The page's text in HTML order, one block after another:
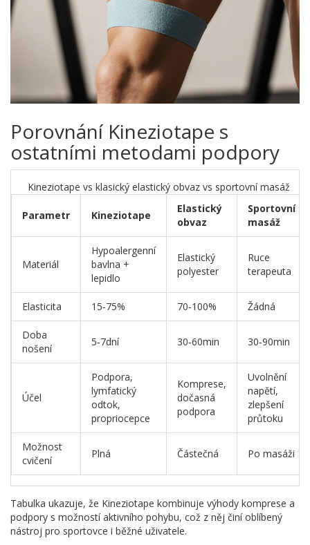
Porovnání Kineziotape s
ostatními metodami podpory
Kineziotape vs klasický elastický obvaz vs sportovní masáž
Parametr Kineziotape
Elastický
obvaz
Sportovní
masáž
Materiál
Hypoalergenní
bavlna +
lepidlo
Elastický
polyester
Ruce
terapeuta
Elasticita 15‑75% 70‑100% Žádná
Doba
nošení
5‑7dní 30‑60min 30‑90min
Účel
Podpora,
lymfatický
odtok,
propriocepce
Komprese,
dočasná
podpora
Uvolnění
napětí,
zlepšení
průtoku
Možnost
cvičení
Plná Částečná Po masáži
Tabulka ukazuje, že Kineziotape kombinuje výhody komprese a
podpory s možností aktivního pohybu, což z něj činí oblíbený
nástroj pro sportovce i běžné uživatele.